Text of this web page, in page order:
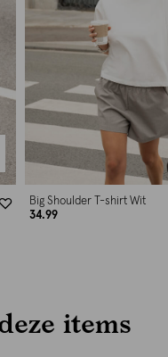
Big Shoulder T-shirt Wit
34.99
items